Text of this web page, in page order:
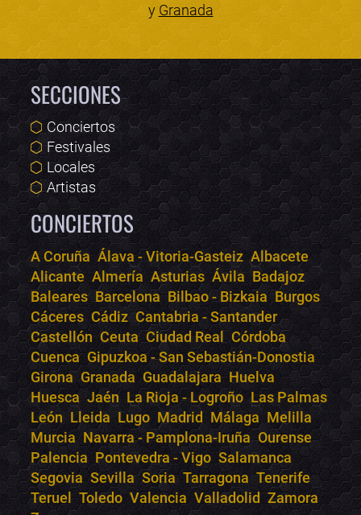
y Granada
SECCIONES
Conciertos
Festivales
Locales
Artistas
CONCIERTOS
A Coruña Álava - Vitoria-Gasteiz Albacete
Alicante Almería Asturias Ávila Badajoz
Baleares Barcelona Bilbao - Bizkaia Burgos
Cáceres Cádiz Cantabria - Santander
Castellón Ceuta Ciudad Real Córdoba
Cuenca Gipuzkoa - San Sebastián-Donostia
Girona Granada Guadalajara Huelva
Huesca Jaén La Rioja - Logroño Las Palmas
León Lleida Lugo Madrid Málaga Melilla
Murcia Navarra - Pamplona-Iruña Ourense
Palencia Pontevedra - Vigo Salamanca
Segovia Sevilla Soria Tarragona Tenerife
Teruel Toledo Valencia Valladolid Zamora
Bololoco · conciertos.club
Online · Te ayudo a encontrar conciertos